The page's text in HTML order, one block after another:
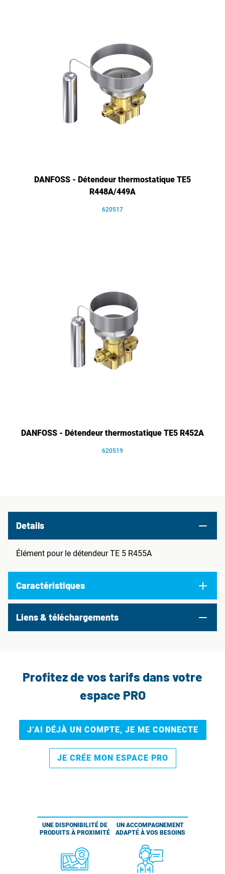
DANFOSS - Détendeur thermostatique TE5
R448A/449A
620517
DANFOSS - Détendeur thermostatique TE5 R452A
620519
Details
Élément pour le détendeur TE 5 R455A
Caractéristiques
Liens & téléchargements
Profitez de vos tarifs dans votre
espace PRO
J’AI DÉJÀ UN COMPTE, JE ME CONNECTE
JE CRÉE MON ESPACE PRO
UNE DISPONIBILITÉ DE
PRODUITS À PROXIMITÉ
UN ACCOMPAGNEMENT
ADAPTÉ À VOS BESOINS